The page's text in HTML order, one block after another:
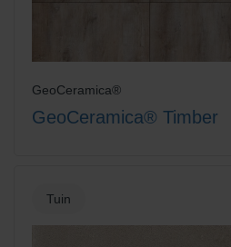
GeoCeramica®
GeoCeramica® Timber
Tuin